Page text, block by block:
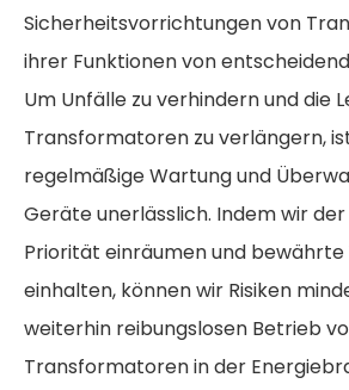
Sicherheitsvorrichtungen von
ihrer Funktionen von
Um Unfälle zu verhindern und die
Transformatoren zu verlängern,
regelmäßige Wartung und
Geräte unerlässlich. Indem wir
Priorität einräumen und
einhalten, können wir Risiken
weiterhin reibungslosen Betrieb
Transformatoren in der